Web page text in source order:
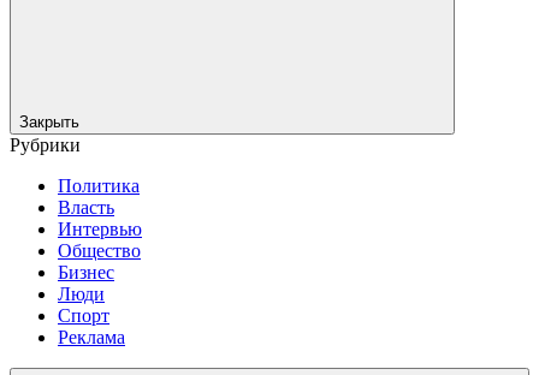
Закрыть
Рубрики
Политика
Власть
Интервью
Общество
Бизнес
Люди
Спорт
Реклама